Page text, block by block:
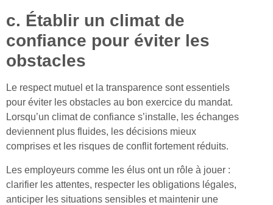
c. Établir un climat de
confiance pour éviter les
obstacles
Le respect mutuel et la transparence sont essentiels
pour éviter les obstacles au bon exercice du mandat.
Lorsqu’un climat de confiance s’installe, les échanges
deviennent plus fluides, les décisions mieux
comprises et les risques de conflit fortement réduits.
Les employeurs comme les élus ont un rôle à jouer :
clarifier les attentes, respecter les obligations légales,
anticiper les situations sensibles et maintenir une